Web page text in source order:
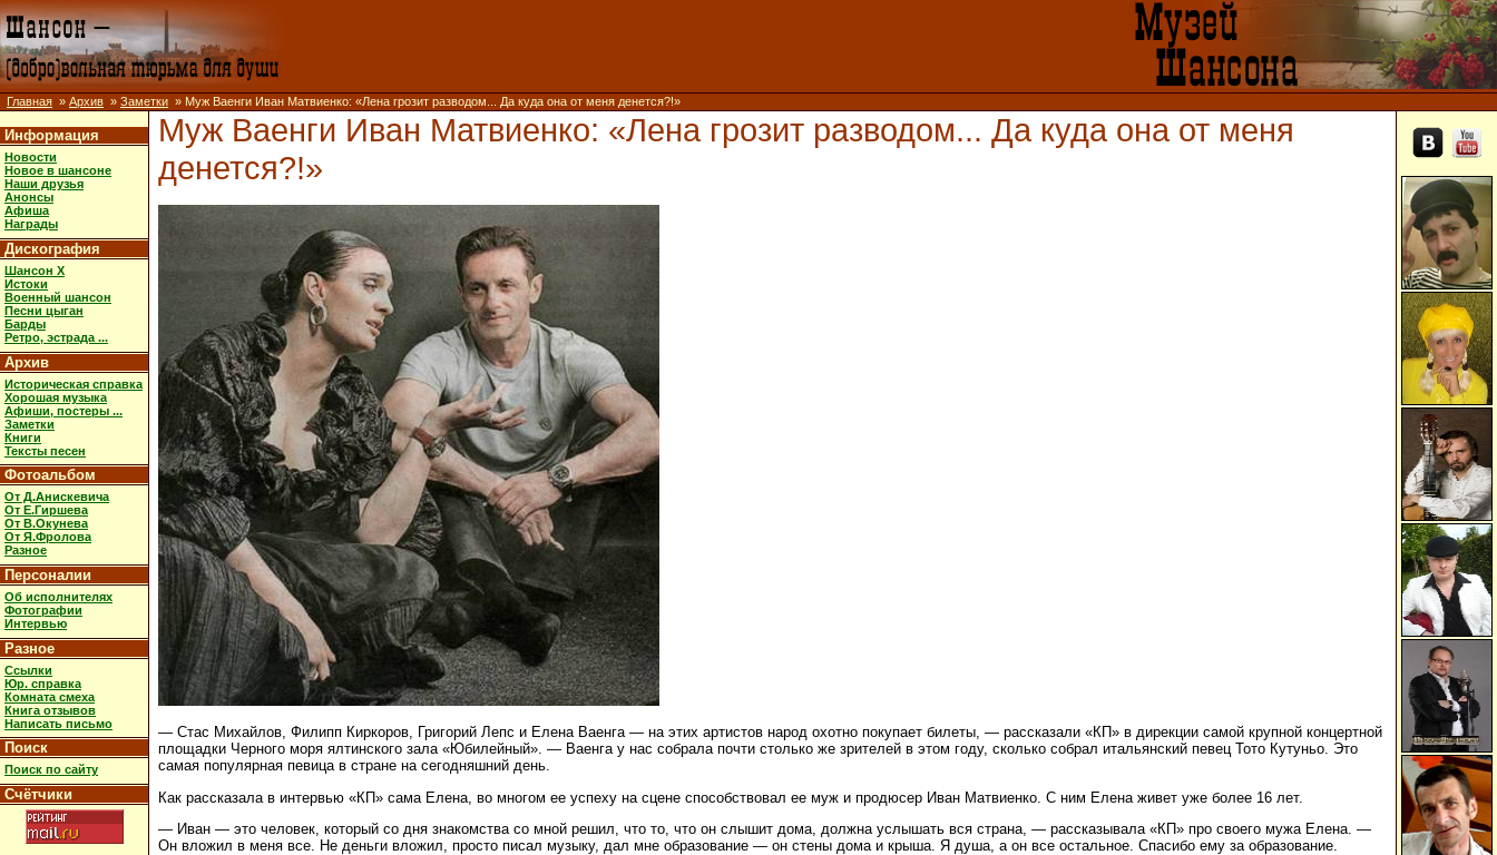
Главная » Архив » Заметки » Муж Ваенги Иван Матвиенко: «Лена грозит разводом... Да куда она от меня денется?!»
Информация
Новости
Новое в шансоне
Наши друзья
Анонсы
Афиша
Награды
Дискография
Шансон X
Истоки
Военный шансон
Песни цыган
Барды
Ретро, эстрада ...
Архив
Историческая справка
Хорошая музыка
Афиши, постеры ...
Заметки
Книги
Тексты песен
Фотоальбом
От Д.Анискевича
От Е.Гиршева
От В.Окунева
От Я.Фролова
Разное
Персоналии
Об исполнителях
Фотографии
Интервью
Разное
Ссылки
Юр. справка
Комната смеха
Книга отзывов
Написать письмо
Поиск
Поиск по сайту
Счётчики
Муж Ваенги Иван Матвиенко: «Лена грозит разводом... Да куда она от меня
денется?!»
— Стаc Михайлов, Филипп Киркоров, Григорий Лепс и Елена Ваенга — на этих артистов народ охотно покупает билеты, — рассказали «КП» в дирекции самой крупной концертной
площадки Черного моря ялтинского зала «Юбилейный». — Ваенга у нас собрала почти столько же зрителей в этом году, сколько собрал итальянский певец Тото Кутуньо. Это
самая популярная певица в стране на сегодняшний день.
Как рассказала в интервью «КП» сама Елена, во многом ее успеху на сцене способствовал ее муж и продюсер Иван Матвиенко. С ним Елена живет уже более 16 лет.
— Иван — это человек, который со дня знакомства со мной решил, что то, что он слышит дома, должна услышать вся страна, — рассказывала «КП» про своего мужа Елена. —
Он вложил в меня все. Не деньги вложил, просто писал музыку, дал мне образование — он стены дома и крыша. Я душа, а он все остальное. Спасибо ему за образование.